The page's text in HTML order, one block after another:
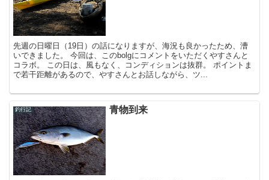
先週の日曜日（19日）の話になりますが、海況も良かったため、漕
いできました。 今回は、このbolgにコメントをいただくやすさんと
コラボ。 この日は、風もなく、コンディションは抜群。 ポイントま
で若干距離があるので、やすさんとお話しながら、ツ...
釣行記 青物到来